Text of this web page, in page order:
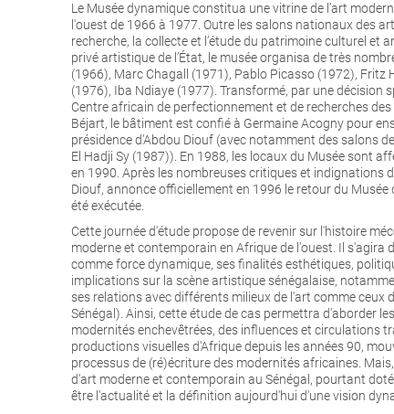
Le Musée dynamique constitua une vitrine de l’art
l'ouest de 1966 à 1977. Outre les salons nationaux des
recherche, la collecte et l’étude du patrimoine culturel
privé artistique de l’État, le musée organisa de très
(1966), Marc Chagall (1971), Pablo Picasso (1972),
(1976), Iba Ndiaye (1977). Transformé, par une décision
Centre africain de perfectionnement et de recherches
Béjart, le bâtiment est confié à Germaine Acogny pour
présidence d'Abdou Diouf (avec notamment des salons
El Hadji Sy (1987)). En 1988, les locaux du Musée sont
en 1990. Après les nombreuses critiques et indignations
Diouf, annonce officiellement en 1996 le retour du
été exécutée.
Cette journée d'étude propose de revenir sur l'histoire
moderne et contemporain en Afrique de l'ouest. Il
comme force dynamique, ses finalités esthétiques,
implications sur la scène artistique sénégalaise,
ses relations avec différents milieux de l'art comme ceux
Sénégal). Ainsi, cette étude de cas permettra d'aborder
modernités enchevêtrées, des influences et circulations
productions visuelles d'Afrique depuis les années 90,
processus de (ré)écriture des modernités africaines.
d'art moderne et contemporain au Sénégal, pourtant
être l'actualité et la définition aujourd'hui d'une vision